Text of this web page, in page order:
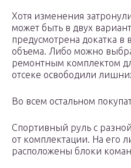
Хотя изменения
может быть в двух
предусмотрена докатка в
объема. Либо можно
ремонтным комплектом
отсеке освободили
Во всем остальном
Спортивный руль с
от комплектации. На его
расположены блоки